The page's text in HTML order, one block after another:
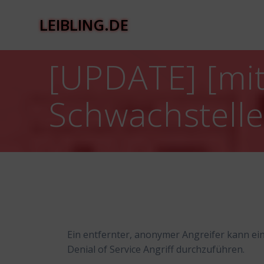
LEIBLING.DE
[UPDATE]
Ein entfernter, anonymer Angreifer kann
Denial of Service Angriff durchzuführen.